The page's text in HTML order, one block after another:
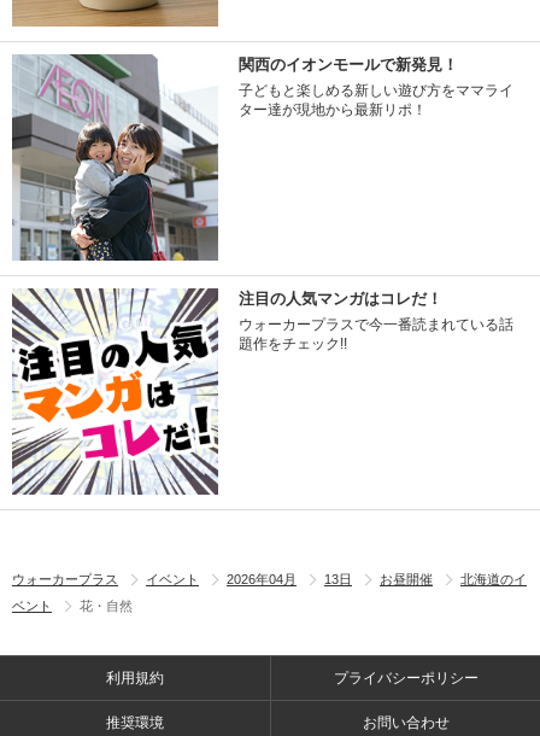
関西のイオンモールで新発見！
子どもと楽しめる新しい遊び方をママライ
ター達が現地から最新リポ！
注目の人気マンガはコレだ！
ウォーカープラスで今一番読まれている話
題作をチェック!!
ウォーカープラス イベント 2026年04月 13日 お昼開催
北海道のイ
ベント
花・自然
利用規約 プライバシーポリシー
推奨環境 お問い合わせ